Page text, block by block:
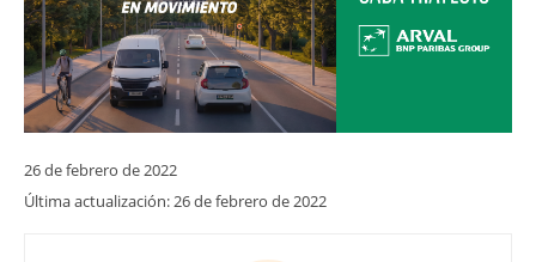
26 de febrero de 2022
Última actualización:26 de febrero de 2022